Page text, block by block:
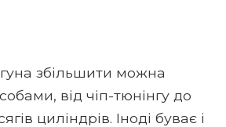
збільшити можна
від чіп-тюнінгу до
циліндрів. Іноді буває і